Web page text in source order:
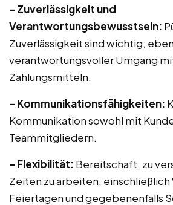
– Zuverlässigkeit und
Verantwortungsbewusstsein:
Zuverlässigkeit sind wichtig,
verantwortungsvoller Umgang
Zahlungsmitteln.
– Kommunikationsfähigkeiten:
Kommunikation sowohl mit
Teammitgliedern.
– Flexibilität: Bereitschaft, zu
Zeiten zu arbeiten,
Feiertagen und gegebenenfalls